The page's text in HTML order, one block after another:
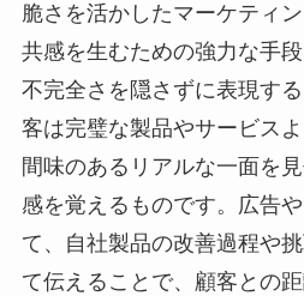
脆さを活かしたマーケティ
共感を生むための強力な手
不完全さを隠さずに表現す
客は完璧な製品やサービス
間味のあるリアルな一面を
感を覚えるものです。広告
て、自社製品の改善過程や
て伝えることで、顧客との距